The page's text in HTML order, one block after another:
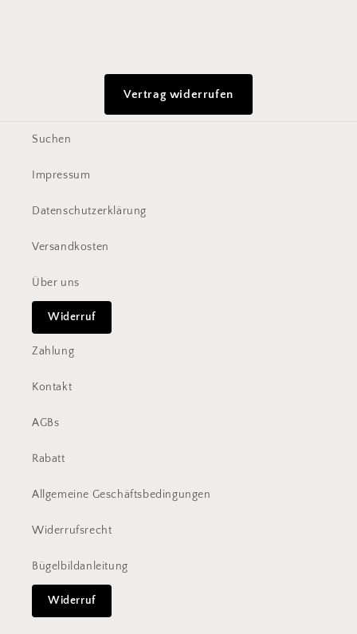
Vertrag widerrufen
Suchen
Impressum
Datenschutzerklärung
Versandkosten
Über uns
Widerruf
Zahlung
Kontakt
AGBs
Rabatt
Allgemeine Geschäftsbedingungen
Widerrufsrecht
Bügelbildanleitung
Widerruf